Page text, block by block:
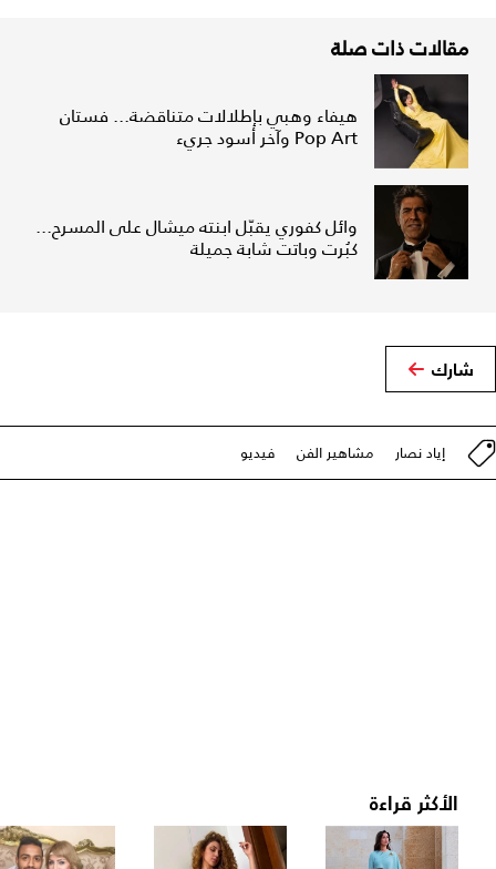
مقالات ذات صلة
هيفاء وهبي بإطلالات متناقضة... فستان
Pop Art وآخر أسود جريء
وائل كفوري يقبّل ابنته ميشال على المسرح...
كبُرت وباتت شابة جميلة
شارك
إياد نصار مشاهير الفن فيديو
الأكثر قراءة